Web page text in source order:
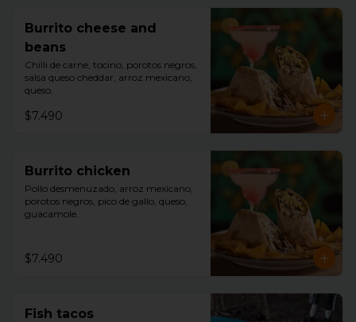
Burrito cheese and
beans
Chilli de carne, tocino, porotos negros,
salsa queso cheddar, arroz mexicano,
queso.
$7.490
Burrito chicken
Pollo desmenuzado, arroz mexicano,
porotos negros, pico de gallo, queso,
guacamole.
$7.490
Fish tacos